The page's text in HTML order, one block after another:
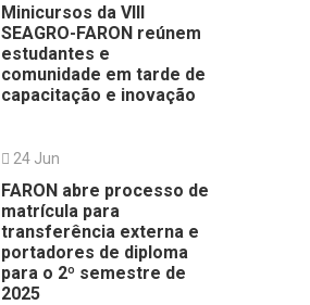
Minicursos da VIII
SEAGRO-FARON reúnem
estudantes e
comunidade em tarde de
capacitação e inovação
24 Jun
FARON abre processo de
matrícula para
transferência externa e
portadores de diploma
para o 2º semestre de
2025